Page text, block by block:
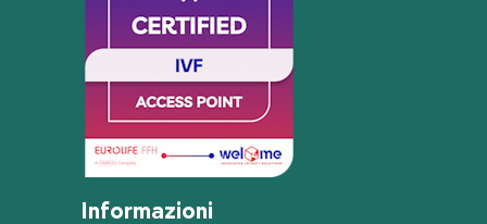
Informazioni